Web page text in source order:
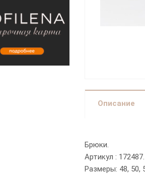
Описание
Брюки.
Артикул : 172487.
Размеры: 48, 50,